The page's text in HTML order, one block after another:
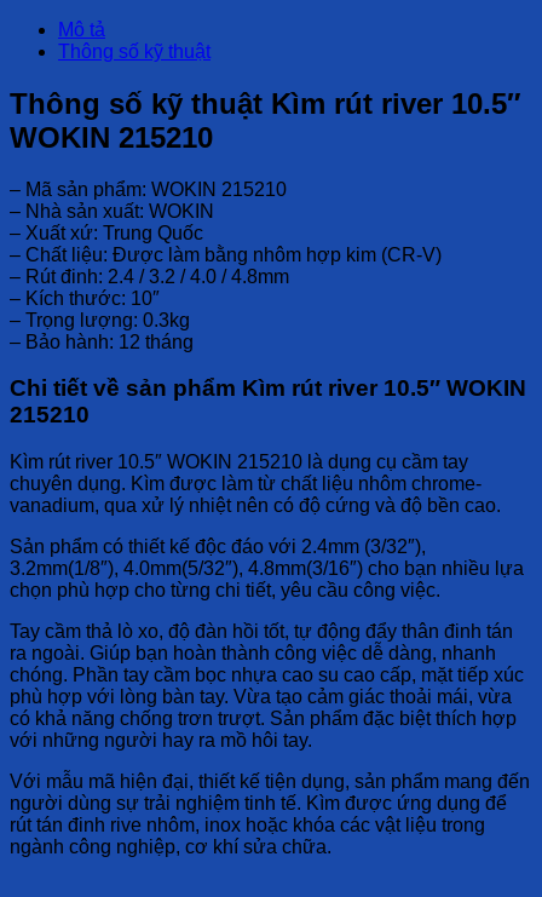
Mô tả
Thông số kỹ thuật
Thông số kỹ thuật Kìm rút river 10.5″
WOKIN 215210
– Mã sản phẩm: WOKIN 215210
– Nhà sản xuất: WOKIN
– Xuất xứ: Trung Quốc
– Chất liệu: Được làm bằng nhôm hợp kim (CR-V)
– Rút đinh: 2.4 / 3.2 / 4.0 / 4.8mm
– Kích thước: 10″
– Trọng lượng: 0.3kg
– Bảo hành: 12 tháng
Chi tiết về sản phẩm Kìm rút river 10.5″ WOKIN
215210
Kìm rút river 10.5″ WOKIN 215210 là dụng cụ cầm tay
chuyên dụng. Kìm được làm từ chất liệu nhôm chrome-
vanadium, qua xử lý nhiệt nên có độ cứng và độ bền cao.
Sản phẩm có thiết kế độc đáo với 2.4mm (3/32″),
3.2mm(1/8″), 4.0mm(5/32″), 4.8mm(3/16″) cho bạn nhiều lựa
chọn phù hợp cho từng chi tiết, yêu cầu công việc.
Tay cầm thả lò xo, độ đàn hồi tốt, tự động đẩy thân đinh tán
ra ngoài. Giúp bạn hoàn thành công việc dễ dàng, nhanh
chóng. Phần tay cầm bọc nhựa cao su cao cấp, mặt tiếp xúc
phù hợp với lòng bàn tay. Vừa tạo cảm giác thoải mái, vừa
có khả năng chống trơn trượt. Sản phẩm đặc biệt thích hợp
với những người hay ra mồ hôi tay.
Với mẫu mã hiện đại, thiết kế tiện dụng, sản phẩm mang đến
người dùng sự trải nghiệm tinh tế. Kìm được ứng dụng để
rút tán đinh rive nhôm, inox hoặc khóa các vật liệu trong
ngành công nghiệp, cơ khí sửa chữa.